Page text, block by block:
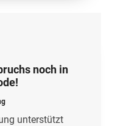
noch in
unterstützt